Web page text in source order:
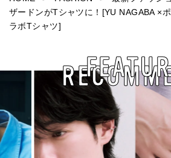
ザードンがTシャツに！[YU NAGABA ×
ラボTシャツ]